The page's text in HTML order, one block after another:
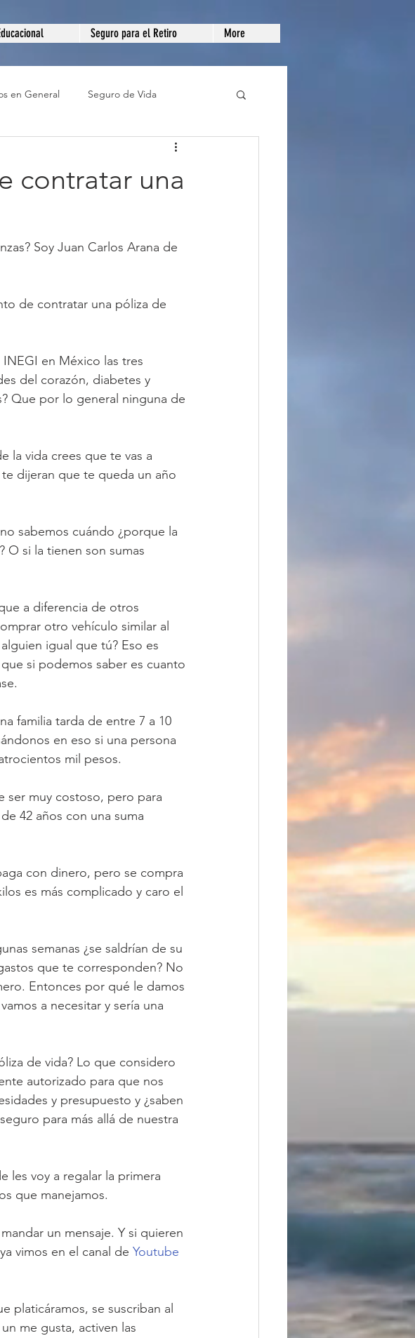
Seguro para el Retiro More
en General Seguro de Vida
contratar una
Soy Juan Carlos Arana de
de contratar una póliza de
en México las tres
del corazón, diabetes y
Que por lo general ninguna de
la vida crees que te vas a
te dijeran que te queda un año
sabemos cuándo ¿porque la
O si la tienen son sumas
a diferencia de otros
otro vehículo similar al
igual que tú? Eso es
si podemos saber es cuanto
familia tarda de entre 7 a 10
en eso si una persona
mil pesos.
ser muy costoso, pero para
42 años con una suma
con dinero, pero se compra
es más complicado y caro el
semanas ¿se saldrían de su
que te corresponden? No
Entonces por qué le damos
a necesitar y sería una
de vida? Lo que considero
autorizado para que nos
y presupuesto y ¿saben
para más allá de nuestra
les voy a regalar la primera
que manejamos.
un mensaje. Y si quieren
vimos en el canal de Youtube
platicáramos, se suscriban al
me gusta, activen las